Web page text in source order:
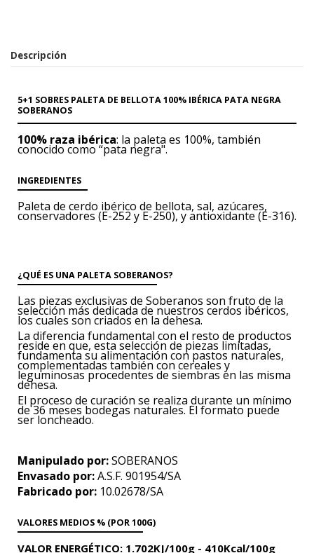
Descripción
5+1 SOBRES PALETA DE BELLOTA 100% IBÉRICA PATA NEGRA
SOBERANOS
100% raza ibérica: la paleta es 100%, también
conocido como “pata negra".
INGREDIENTES
Paleta de cerdo ibérico de bellota, sal, azúcares,
conservadores (E-252 y E-250), y antioxidante (E-316).
¿QUÉ ES UNA PALETA SOBERANOS?
Las piezas exclusivas de Soberanos son fruto de la
selección más dedicada de nuestros cerdos ibéricos,
los cuales son criados en la dehesa.
La diferencia fundamental con el resto de productos
reside en que, esta selección de piezas limitadas,
fundamenta su alimentación con pastos naturales,
complementadas también con cereales y
leguminosas procedentes de siembras en las misma
dehesa.
El proceso de curación se realiza durante un mínimo
de 36 meses bodegas naturales. El formato puede
ser loncheado.
Manipulado por:SOBERANOS
Envasado por:A.S.F. 901954/SA
Fabricado por: 10.02678/SA
VALORES MEDIOS % (POR 100G)
VALOR ENERGÉTICO: 1.702KJ/100g - 410Kcal/100g